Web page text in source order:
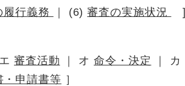
履行義務 ｜ (6) 審査の実施状況 ]
審査活動 ｜ オ命令・決定
｜ カ
・申請書等 ］